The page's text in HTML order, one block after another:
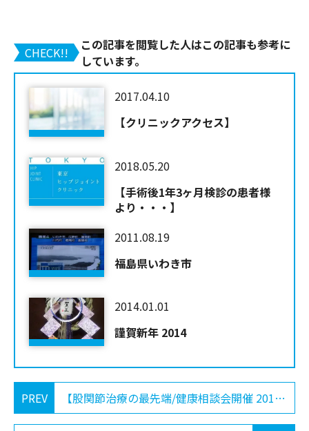
CHECK!!
この記事を閲覧した人はこの記事も参考に
しています。
2017.04.10
【クリニックアクセス】
2018.05.20
【手術後1年3ヶ月検診の患者様
より・・・】
2011.08.19
福島県いわき市
2014.01.01
謹賀新年 2014
PREV 【股関節治療の最先端/健康相談会開催 2018-3-10】